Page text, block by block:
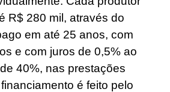
R$ 280 mil, através do
em até 25 anos, com
e com juros de 0,5% ao
40%, nas prestações
é feito pelo